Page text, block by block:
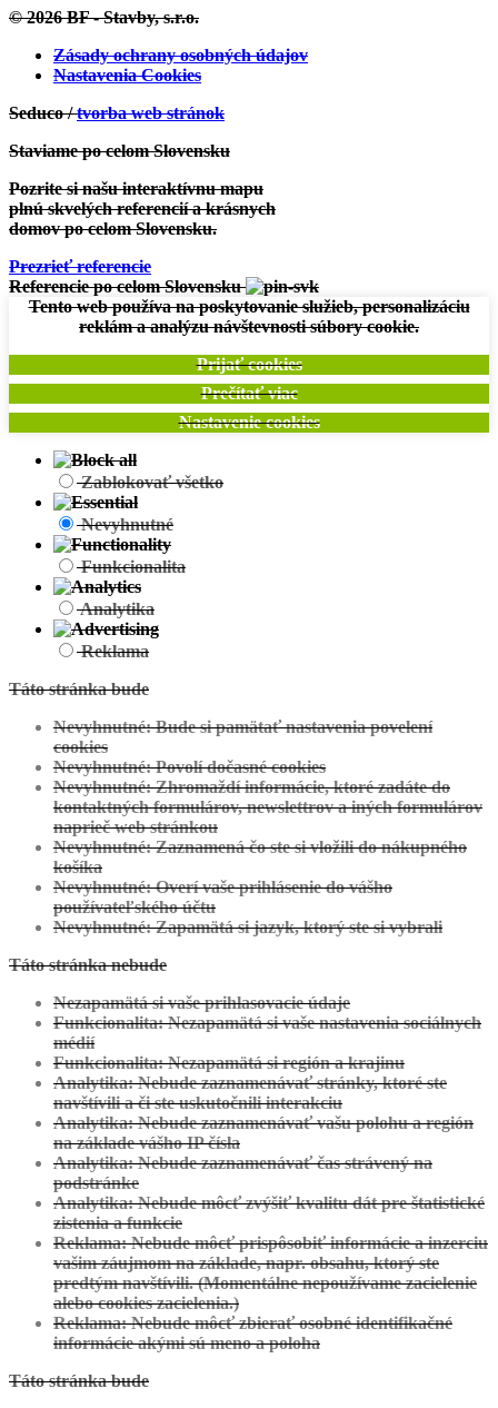
© 2026 BF - Stavby, s.r.o.
Zásady ochrany osobných údajov
Nastavenia Cookies
Seduco /tvorba web stránok
Staviame po celom Slovensku
Pozrite si našu interaktívnu mapu
plnú skvelých referencií a krásnych
domov po celom Slovensku.
Prezrieť referencie
Referencie po celom Slovensku
Tento web používa na poskytovanie služieb, personalizáciu
reklám a analýzu návštevnosti súbory cookie.
Prijať cookies
Prečítať viac
Nastavenie cookies
Zablokovať všetko
Nevyhnutné
Funkcionalita
Analytika
Reklama
Táto stránka bude
Nevyhnutné: Bude si pamätať nastavenia povelení
cookies
Nevyhnutné: Povolí dočasné cookies
Nevyhnutné: Zhromaždí informácie, ktoré zadáte do
kontaktných formulárov, newslettrov a iných formulárov
naprieč web stránkou
Nevyhnutné: Zaznamená čo ste si vložili do nákupného
košíka
Nevyhnutné: Overí vaše prihlásenie do vášho
používateľského účtu
Nevyhnutné: Zapamätá si jazyk, ktorý ste si vybrali
Táto stránka nebude
Nezapamätá si vaše prihlasovacie údaje
Funkcionalita: Nezapamätá si vaše nastavenia sociálnych
médií
Funkcionalita: Nezapamätá si región a krajinu
Analytika: Nebude zaznamenávať stránky, ktoré ste
navštívili a či ste uskutočnili interakciu
Analytika: Nebude zaznamenávať vašu polohu a región
na základe vášho IP čísla
Analytika: Nebude zaznamenávať čas strávený na
podstránke
Analytika: Nebude môcť zvýšiť kvalitu dát pre štatistické
zistenia a funkcie
Reklama: Nebude môcť prispôsobiť informácie a inzerciu
vašim záujmom na základe, napr. obsahu, ktorý ste
predtým navštívili. (Momentálne nepoužívame zacielenie
alebo cookies zacielenia.)
Reklama: Nebude môcť zbierať osobné identifikačné
informácie akými sú meno a poloha
Táto stránka bude